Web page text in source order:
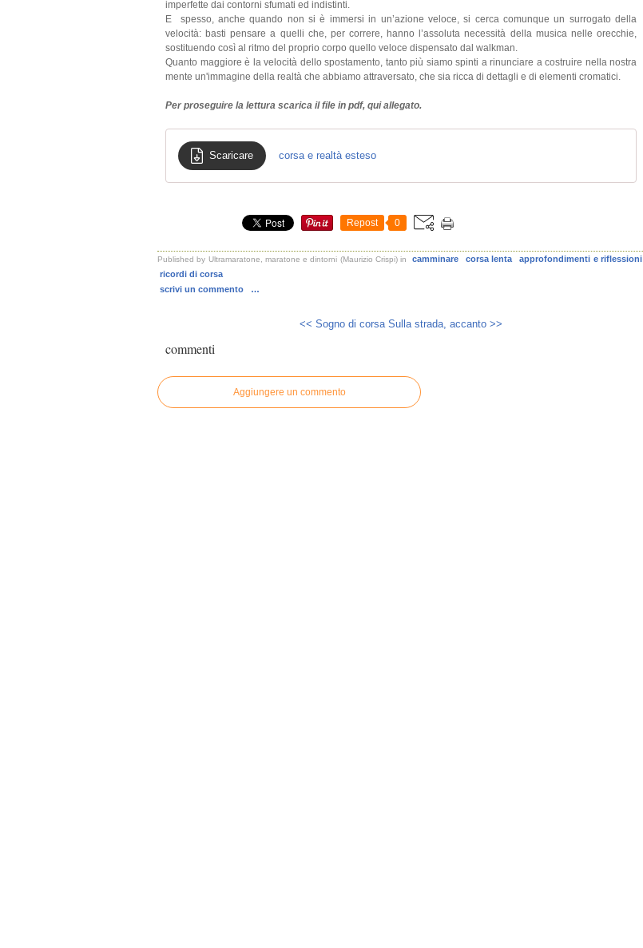
imperfette dai contorni sfumati ed indistinti.
E spesso, anche quando non si è immersi in un’azione veloce, si cerca comunque un surrogato della
velocità: basti pensare a quelli che, per correre, hanno l’assoluta necessità della musica nelle orecchie,
sostituendo così al ritmo del proprio corpo quello veloce dispensato dal walkman.
Quanto maggiore è la velocità dello spostamento, tanto più siamo spinti a rinunciare a costruire nella nostra
mente un'immagine della realtà che abbiamo attraversato, che sia ricca di dettagli e di elementi cromatici.
Per proseguire la lettura scarica il file in pdf, qui allegato.
Scaricare corsa e realtà esteso
Repost 0
Published by Ultramaratone, maratone e dintorni (Maurizio Crispi) in camminare corsa lenta
approfondimenti e riflessioni
ricordi di corsa
scrivi un commento
…
<< Sogno di corsa Sulla strada, accanto >>
commenti
Aggiungere un commento